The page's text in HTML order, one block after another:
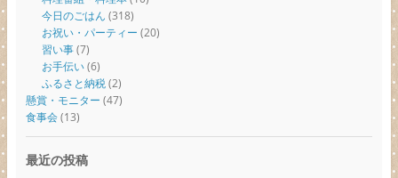
今日のごはん (318)
お祝い・パーティー (20)
習い事(7)
お手伝い(6)
ふるさと納税(2)
懸賞・モニター (47)
食事会(13)
最近の投稿